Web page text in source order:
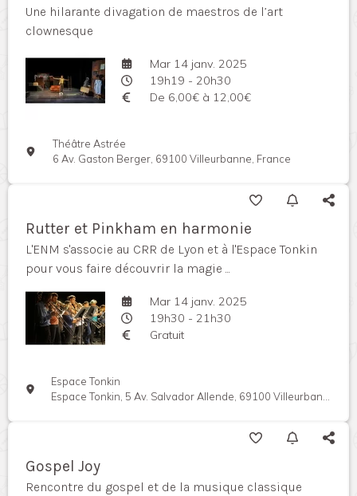
Une hilarante divagation de maestros de l’art
clownesque
Mar 14 janv. 2025
19h19 - 20h30
De 6,00€ à 12,00€
Théâtre Astrée
6 Av. Gaston Berger, 69100 Villeurbanne, France
Rutter et Pinkham en harmonie
L'ENM s'associe au CRR de Lyon et à l'Espace Tonkin
pour vous faire découvrir la magie ...
Mar 14 janv. 2025
19h30 - 21h30
Gratuit
Espace Tonkin
Espace Tonkin, 5 Av. Salvador Allende, 69100 Villeurbanne, France
Gospel Joy
Rencontre du gospel et de la musique classique